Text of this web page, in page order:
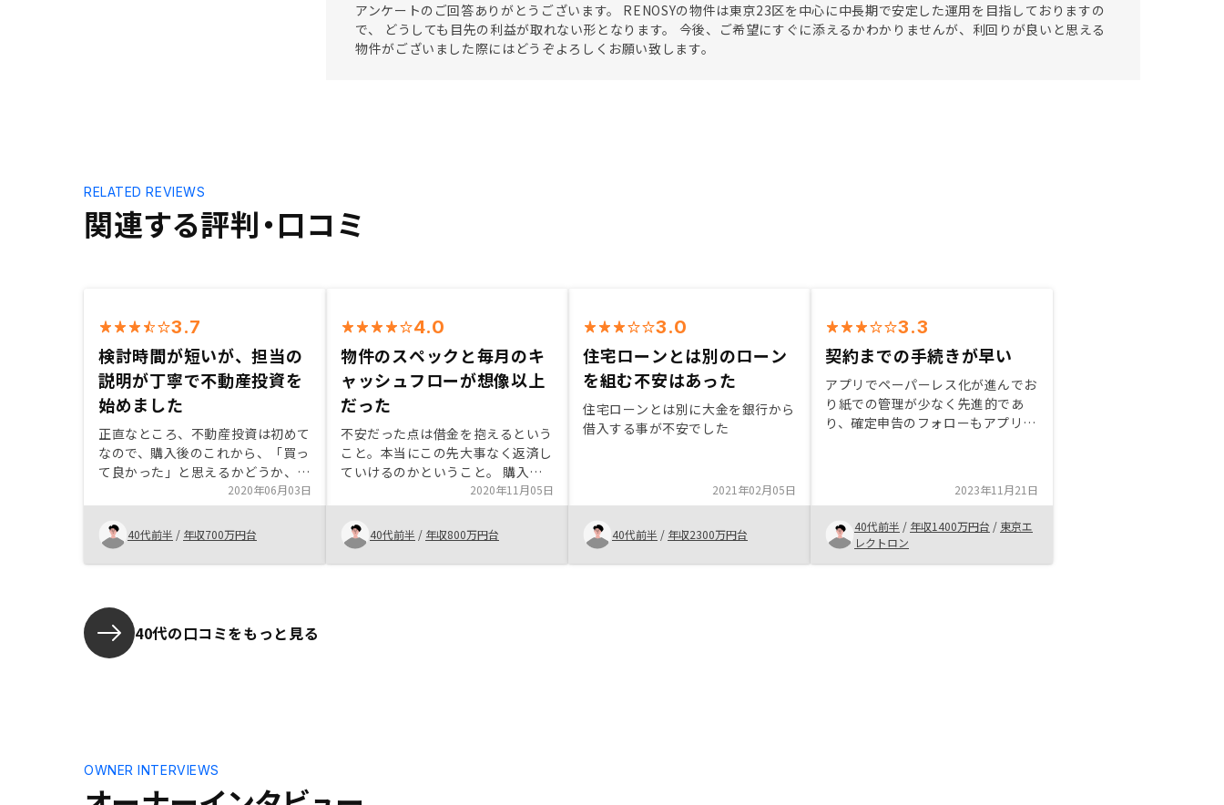
アンケートのご回答ありがとうございます。 RENOSYの物件は東京23区を中心に中長期で安定した運用を目指しておりますの
で、 どうしても目先の利益が取れない形となります。 今後、ご希望にすぐに添えるかわかりませんが、利回りが良いと思える
物件がございました際にはどうぞよろしくお願い致します。
関連する評判・口コミ
RELATED REVIEWS
3.7
検討時間が短いが、担当の
説明が丁寧で不動産投資を
始めました
正直なところ、不動産投資は初めて
なので、購入後のこれから、「買っ
て良かった」と思えるかどうか、結
果が分かると思います。説明を聞く
限り、考え得るリスクを考慮しても
賢明な選択かな、と感じました。担
当の方の確信に満ちた雰囲気や熱意
は、「この方のセールスを信じてみ
と思わせるものでした。物件は動き
が早く、「ゆっくり考える時間がな
い」と感じたのが本音です。決めて
から、後になって疑問点が複数湧き
るのかな、とも思いますが、そもそ
もじっくり考えて決める投資ではな
2020年06月03日
40代前半 / 年収700万円台
4.0
物件のスペックと毎月のキ
ャッシュフローが想像以上
だった
不安だった点は借金を抱えるという
こと。本当にこの先大事なく返済し
ていけるのかということ。 購入に
踏み切った理由は物件そのもののス
ペックもさることながら、月次のキ
ャッシュフローが想定以上だったこ
と。連携、段取りをスピーディにし
た方がいい。
2020年11月05日
40代前半 / 年収800万円台
3.0
住宅ローンとは別のローン
を組む不安はあった
住宅ローンとは別に大金を銀行から
借入する事が不安でした
2021年02月05日
40代前半 / 年収2300万円台
3.3
契約までの手続きが早い
アプリでペーパーレス化が進んでお
り紙での管理が少なく先進的であ
り、確定申告のフォローもアプリで
2023年11月21日
40代前半 / 年収1400万円台 / 東京エ
レクトロン
40代の口コミをもっと見る
OWNER INTERVIEWS